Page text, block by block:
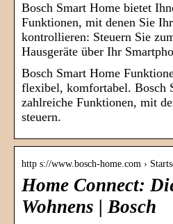
Bosch Smart Home bietet
Funktionen, mit denen Sie
kontrollieren: Steuern Sie
Hausgeräte über Ihr
Bosch Smart Home
flexibel, komfortabel. Bosch
zahlreiche Funktionen, mit
steuern.
http s://www.bosch-home.com ›
Home Connect:
Wohnens | Bosch